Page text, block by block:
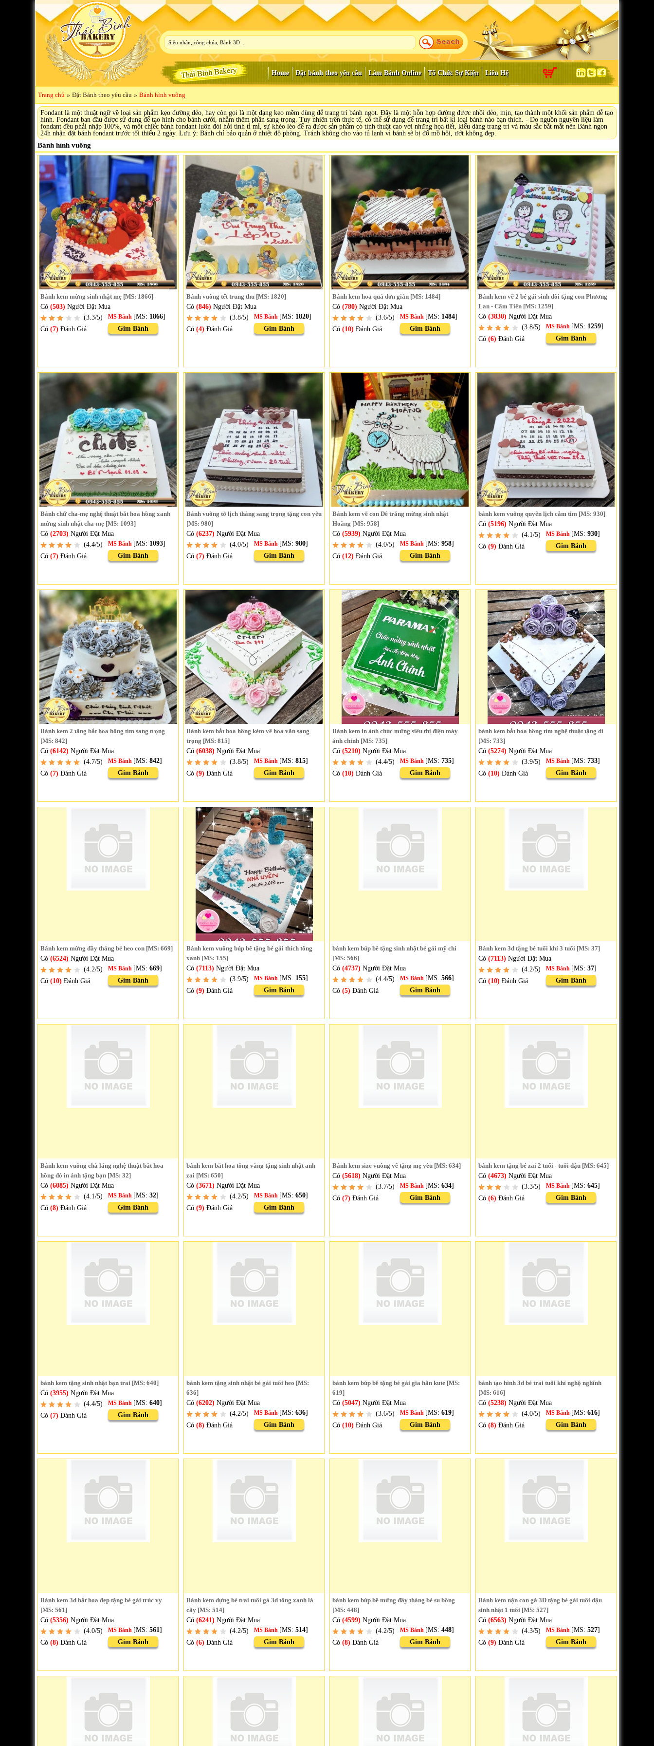
Home Đặt bánh theo yêu cầu Làm Bánh Online Tổ Chức Sự Kiện Liên Hệ
Trang chủ » Đặt Bánh theo yêu cầu » Bánh hình vuông
Fondant là một thuật ngữ về loại sản phẩm kẹo đường dẻo, hay còn gọi là một dạng kẹo mềm dùng để trang trí bánh ngọt. Đây là một hỗn hợp đường được nhồi dẻo, mịn, tạo thành một khối sản phẩm dễ tạo
hình. Fondant ban đầu được sử dụng để tạo hình cho bánh cưới, nhằm thêm phần sang trọng. Tuy nhiên trên thực tế, có thể sử dụng để trang trí bất kì loại bánh nào bạn thích. - Do nguồn nguyên liệu làm
fondant đều phải nhập 100%, và một chiếc bánh fondant luôn đòi hỏi tính tỉ mỉ, sự khéo léo để ra được sản phẩm có tính thuật cao với những họa tiết, kiểu dáng trang trí và màu sắc bắt mắt nên Bánh ngon
24h nhận đặt bánh fondant trước tối thiểu 2 ngày. Lưu ý: Bánh chỉ bảo quản ở nhiệt độ phòng. Tránh không cho vào tủ lạnh vì bánh sẽ bị đổ mồ hôi, ướt không đẹp.
Bánh hình vuông
Bánh kem mừng sinh nhật mẹ [MS: 1866]
Có (503) Người Đặt Mua
(3.3/5)
Có (7) Đánh Giá
MS Bánh [MS: 1866]
Gim Bánh
Bánh vuông tết trung thu [MS: 1820]
Có (846) Người Đặt Mua
(3.8/5)
Có (4) Đánh Giá
MS Bánh [MS: 1820]
Gim Bánh
Bánh kem hoa quả đơn giản [MS: 1484]
Có (780) Người Đặt Mua
(3.6/5)
Có (10) Đánh Giá
MS Bánh [MS: 1484]
Gim Bánh
Bánh kem vẽ 2 bé gái sinh đôi tặng con Phương
Lan - Cẩm Tiên [MS: 1259]
Có (3830) Người Đặt Mua
(3.8/5)
Có (6) Đánh Giá
MS Bánh [MS: 1259]
Gim Bánh
Bánh chữ cha-mẹ nghệ thuật bắt hoa hồng xanh
mừng sinh nhật cha-mẹ [MS: 1093]
Có (2703) Người Đặt Mua
(4.4/5)
Có (7) Đánh Giá
MS Bánh [MS: 1093]
Gim Bánh
Bánh vuông tờ lịch tháng sang trọng tặng con yêu
[MS: 980]
Có (6237) Người Đặt Mua
(4.0/5)
Có (7) Đánh Giá
MS Bánh [MS: 980]
Gim Bánh
Bánh kem vẽ con Dê trắng mừng sinh nhật
Hoằng [MS: 958]
Có (5939) Người Đặt Mua
(4.0/5)
Có (12) Đánh Giá
MS Bánh [MS: 958]
Gim Bánh
bánh kem vuông quyển lịch cắm tim [MS: 930]
Có (5196) Người Đặt Mua
(4.1/5)
Có (9) Đánh Giá
MS Bánh [MS: 930]
Gim Bánh
Bánh kem 2 tầng bắt hoa hồng tím sang trọng
[MS: 842]
Có (6142) Người Đặt Mua
(4.7/5)
Có (7) Đánh Giá
MS Bánh [MS: 842]
Gim Bánh
Bánh kem bắt hoa hồng kèm vẽ hoa văn sang
trọng [MS: 815]
Có (6038) Người Đặt Mua
(3.8/5)
Có (9) Đánh Giá
MS Bánh [MS: 815]
Gim Bánh
Bánh kem in ảnh chúc mừng siêu thị điện máy
ánh chinh [MS: 735]
Có (5210) Người Đặt Mua
(4.4/5)
Có (10) Đánh Giá
MS Bánh [MS: 735]
Gim Bánh
bánh kem bắt hoa hồng tím nghệ thuật tặng dì
[MS: 733]
Có (5274) Người Đặt Mua
(3.9/5)
Có (10) Đánh Giá
MS Bánh [MS: 733]
Gim Bánh
Bánh kem mừng đầy tháng bé heo con [MS: 669]
Có (6524) Người Đặt Mua
(4.2/5)
Có (10) Đánh Giá
MS Bánh [MS: 669]
Gim Bánh
Bánh kem vuông búp bê tặng bé gái thích tông
xanh [MS: 155]
Có (7113) Người Đặt Mua
(3.9/5)
Có (9) Đánh Giá
MS Bánh [MS: 155]
Gim Bánh
bánh kem búp bê tặng sinh nhật bé gái mỹ chi
[MS: 566]
Có (4737) Người Đặt Mua
(4.4/5)
Có (5) Đánh Giá
MS Bánh [MS: 566]
Gim Bánh
Bánh kem 3d tặng bé tuổi khỉ 3 tuổi [MS: 37]
Có (7113) Người Đặt Mua
(4.2/5)
Có (10) Đánh Giá
MS Bánh [MS: 37]
Gim Bánh
Bánh kem vuông chà láng nghệ thuật bắt hoa
hồng đỏ in ảnh tặng bạn [MS: 32]
Có (6085) Người Đặt Mua
(4.1/5)
Có (8) Đánh Giá
MS Bánh [MS: 32]
Gim Bánh
bánh kem bắt hoa tông vàng tặng sinh nhật anh
zai [MS: 650]
Có (3671) Người Đặt Mua
(4.2/5)
Có (9) Đánh Giá
MS Bánh [MS: 650]
Gim Bánh
Bánh kem size vuông vẽ tặng mẹ yêu [MS: 634]
Có (5618) Người Đặt Mua
(3.7/5)
Có (7) Đánh Giá
MS Bánh [MS: 634]
Gim Bánh
bánh kem tặng bé zai 2 tuổi - tuổi dậu [MS: 645]
Có (4673) Người Đặt Mua
(3.3/5)
Có (6) Đánh Giá
MS Bánh [MS: 645]
Gim Bánh
bánh kem tặng sinh nhật bạn trai [MS: 640]
Có (3955) Người Đặt Mua
(4.4/5)
Có (7) Đánh Giá
MS Bánh [MS: 640]
Gim Bánh
bánh kem tặng sinh nhật bé gái tuổi heo [MS:
636]
Có (6202) Người Đặt Mua
(4.2/5)
Có (8) Đánh Giá
MS Bánh [MS: 636]
Gim Bánh
bánh kem búp bê tặng bé gái gia hân kute [MS:
619]
Có (5047) Người Đặt Mua
(3.6/5)
Có (10) Đánh Giá
MS Bánh [MS: 619]
Gim Bánh
bánh tạo hình 3d bé trai tuổi khỉ nghộ nghĩnh
[MS: 616]
Có (5238) Người Đặt Mua
(4.0/5)
Có (8) Đánh Giá
MS Bánh [MS: 616]
Gim Bánh
Bánh kem 3d bắt hoa đẹp tặng bé gái trúc vy
[MS: 561]
Có (5356) Người Đặt Mua
(4.0/5)
Có (8) Đánh Giá
MS Bánh [MS: 561]
Gim Bánh
Bánh kem dựng bé trai tuổi gà 3d tông xanh lá
cây [MS: 514]
Có (6241) Người Đặt Mua
(4.2/5)
Có (6) Đánh Giá
MS Bánh [MS: 514]
Gim Bánh
bánh kem búp bê mừng đầy tháng bé su bông
[MS: 448]
Có (4599) Người Đặt Mua
(4.2/5)
Có (8) Đánh Giá
MS Bánh [MS: 448]
Gim Bánh
Bánh kem nặn con gà 3D tặng bé gái tuổi dậu
sinh nhật 1 tuổi [MS: 527]
Có (6563) Người Đặt Mua
(4.3/5)
Có (9) Đánh Giá
MS Bánh [MS: 527]
Gim Bánh